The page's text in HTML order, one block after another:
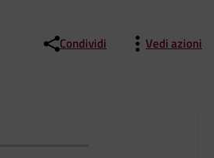
Condividi Vedi azioni